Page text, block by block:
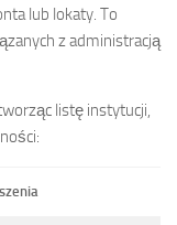
lub lokaty. To
z administracją
listę instytucji,